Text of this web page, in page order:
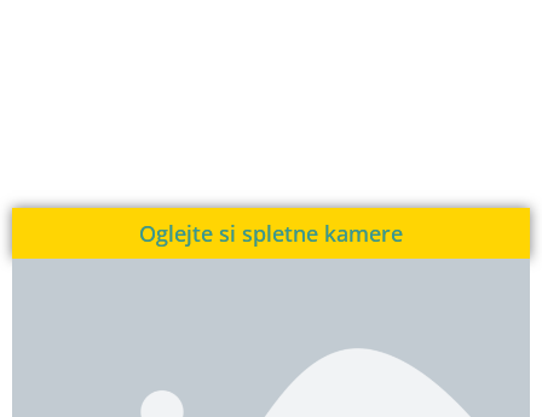
Oglejte si spletne kamere